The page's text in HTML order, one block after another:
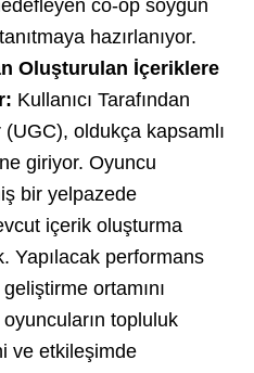
co-op soygun
hazırlanıyor.
Oluşturulan İçeriklere
Kullanıcı Tarafından
oldukça kapsamlı
giriyor. Oyuncu
bir yelpazede
içerik oluşturma
Yapılacak performans
ortamını
topluluk
ve etkileşimde